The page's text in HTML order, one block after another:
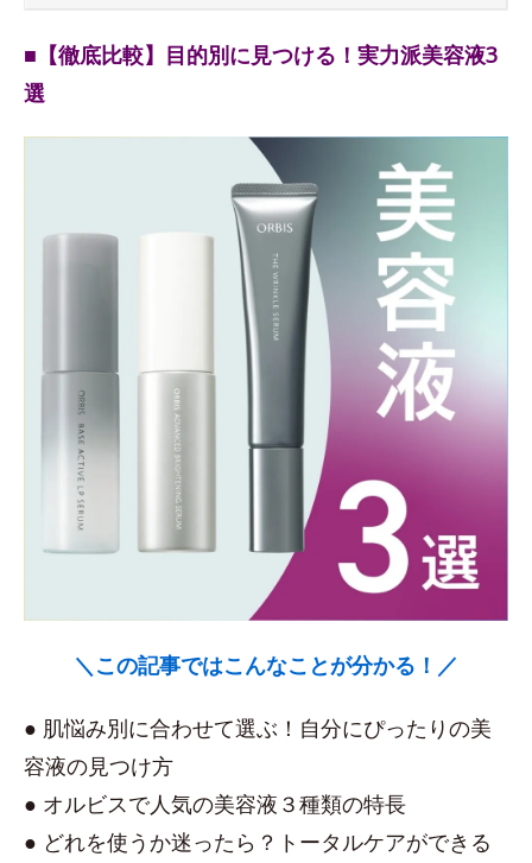
■【徹底比較】目的別に見つける！実力派美容液3
選
＼この記事ではこんなことが分かる！／
● 肌悩み別に合わせて選ぶ！自分にぴったりの美
容液の見つけ方
● オルビスで人気の美容液３種類の特長
● どれを使うか迷ったら？トータルケアができる